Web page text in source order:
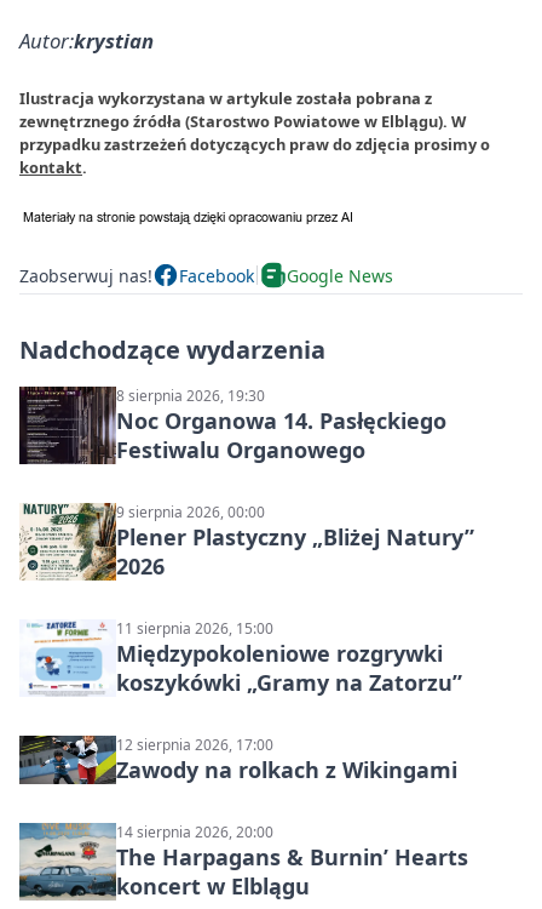
Autor:krystian
Ilustracja wykorzystana w artykule została pobrana z
zewnętrznego źródła (Starostwo Powiatowe w Elblągu). W
przypadku zastrzeżeń dotyczących praw do zdjęcia prosimy o
kontakt.
Zaobserwuj nas! Facebook Google News
Nadchodzące wydarzenia
8 sierpnia 2026, 19:30
Noc Organowa 14. Pasłęckiego
Festiwalu Organowego
9 sierpnia 2026, 00:00
Plener Plastyczny „Bliżej Natury”
2026
11 sierpnia 2026, 15:00
Międzypokoleniowe rozgrywki
koszykówki „Gramy na Zatorzu”
12 sierpnia 2026, 17:00
Zawody na rolkach z Wikingami
14 sierpnia 2026, 20:00
The Harpagans & Burnin’ Hearts
koncert w Elblągu